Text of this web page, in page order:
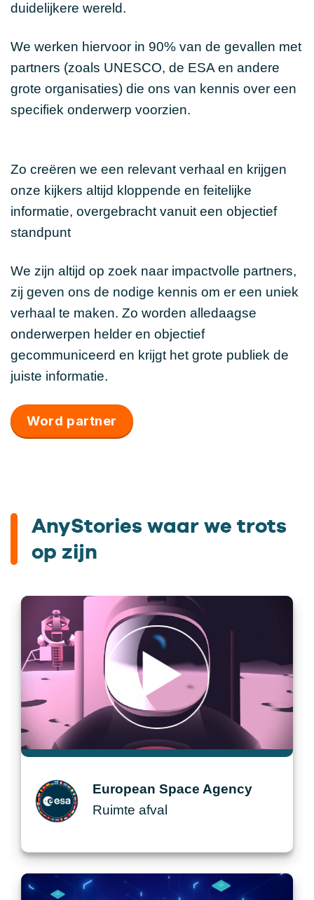
duidelijkere wereld.
We werken hiervoor in 90% van de gevallen met
partners (zoals UNESCO, de ESA en andere
grote organisaties) die ons van kennis over een
specifiek onderwerp voorzien.
Zo creëren we een relevant verhaal en krijgen
onze kijkers altijd kloppende en feitelijke
informatie, overgebracht vanuit een objectief
standpunt
We zijn altijd op zoek naar impactvolle partners,
zij geven ons de nodige kennis om er een uniek
verhaal te maken. Zo worden alledaagse
onderwerpen helder en objectief
gecommuniceerd en krijgt het grote publiek de
juiste informatie.
Word partner
AnyStories waar we trots
op zijn
European Space Agency
Ruimte afval